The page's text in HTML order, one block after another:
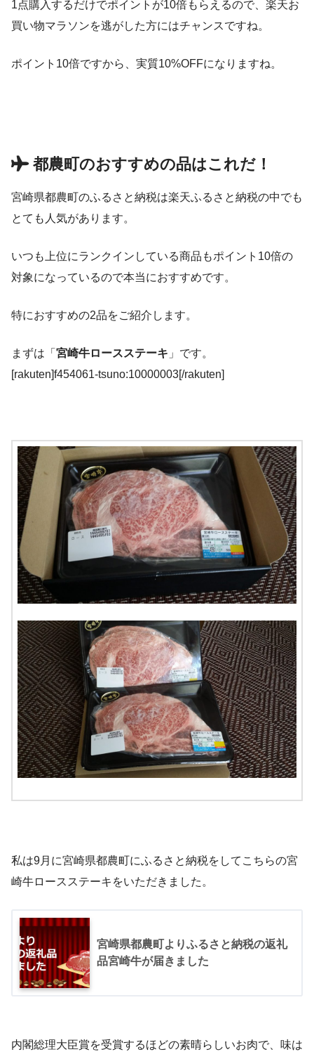
1点購入するだけでポイントが10倍もらえるので、楽天お
買い物マラソンを逃がした方にはチャンスですね。
ポイント10倍ですから、実質10%OFFになりますね。
都農町のおすすめの品はこれだ！
宮崎県都農町のふるさと納税は楽天ふるさと納税の中でも
とても人気があります。
いつも上位にランクインしている商品もポイント10倍の
対象になっているので本当におすすめです。
特におすすめの2品をご紹介します。
まずは「 宮崎牛ロースステーキ 」です。
[rakuten]f454061-tsuno:10000003[/rakuten]
私は9月に宮崎県都農町にふるさと納税をしてこちらの宮
崎牛ロースステーキをいただきました。
宮崎県都農町よりふるさと納税の返礼
品宮崎牛が届きました
内閣総理大臣賞を受賞するほどの素晴らしいお肉で、味は